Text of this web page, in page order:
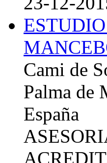
Cami de
Palma de
España